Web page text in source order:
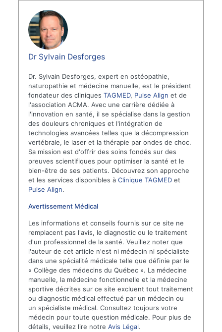
Dr Sylvain Desforges
Dr. Sylvain Desforges, expert en ostéopathie,
naturopathie et médecine manuelle, est le président
fondateur des cliniquesTAGMED, Pulse Align et de
l'association ACMA. Avec une carrière dédiée à
l'innovation en santé, il se spécialise dans la gestion
des douleurs chroniques et l'intégration de
technologies avancées telles que la décompression
vertébrale, le laser et la thérapie par ondes de choc.
Sa mission est d'offrir des soins fondés sur des
preuves scientifiques pour optimiser la santé et le
bien-être de ses patients. Découvrez son approche
et les services disponibles àClinique TAGMED et
Pulse Align.
Avertissement Médical
Les informations et conseils fournis sur ce site ne
remplacent pas l'avis, le diagnostic ou le traitement
d'un professionnel de la santé. Veuillez noter que
l'auteur de cet article n'est ni médecin ni spécialiste
dans une spécialité médicale telle que définie par le
« Collège des médecins du Québec ». La médecine
manuelle, la médecine fonctionnelle et la médecine
sportive décrites sur ce site excluent tout traitement
ou diagnostic médical effectué par un médecin ou
un spécialiste médical. Consultez toujours votre
médecin pour toute question médicale. Pour plus de
détails, veuillez lire notreAvis Légal.